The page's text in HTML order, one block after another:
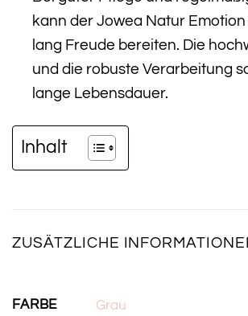
kann der Jowea Natur
lang Freude bereiten. Die
und die robuste Verarbeitung
lange Lebensdauer.
Inhalt
ZUSÄTZLICHE
FARBE Grau